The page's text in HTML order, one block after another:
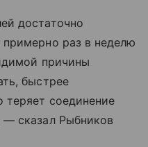
достаточно
примерно раз в неделю
причины
быстрее
теряет соединение
сказал Рыбников